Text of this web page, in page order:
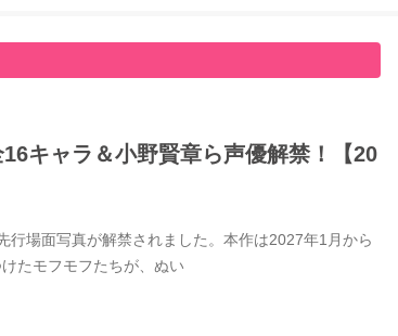
キャラ＆小野賢章ら声優解禁！【20
場面写真が解禁されました。本作は2027年1月から
たモフモフたちが、ぬい